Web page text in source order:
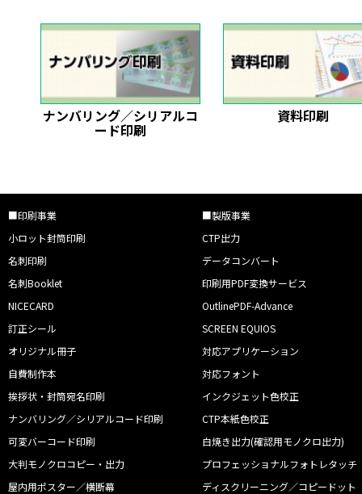
ナンバリング／シリアルコ
ード印刷
資料印刷
■印刷事業
小ロット封筒印刷
名刺印刷
名刺Booklet
NICECARD
訂正シール
オリジナル冊子
自費制作本
挨拶状・封筒宛名印刷
ナンバリング／シリアルコード印刷
可変バーコード印刷
大判モノクロコピー・出力
屋内用ポスター／横断幕
■製版事業
CTP出力
データコンバート
印刷用PDF変換サービス
OutlinePDF-Advance
SCREEN EQUIOS
対応アプリケーション
対応フォント
インクジェット色校正
CTP本紙色校正
白焼き出力(確認用モノクロ出力)
プロフェッショナルフォトレタッチ
ディスクリーニング／コピードット